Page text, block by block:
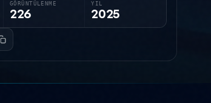
GÖRÜNTÜLENME
226
YIL
2025